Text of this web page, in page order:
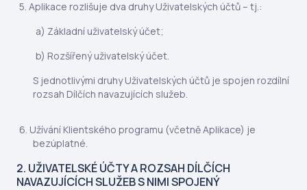
Aplikace rozlišuje dva druhy Uživatelských účtů – tj.:
Základní uživatelský účet;
Rozšířený uživatelský účet.
S jednotlivými druhy Uživatelských účtů je spojen rozdílní
rozsah Dílčích navazujících služeb.
Užívání Klientského programu (včetně Aplikace) je
bezúplatné.
2. UŽIVATELSKÉ ÚČTY A ROZSAH DÍLČÍCH
NAVAZUJÍCÍCH SLUŽEB S NIMI SPOJENÝ